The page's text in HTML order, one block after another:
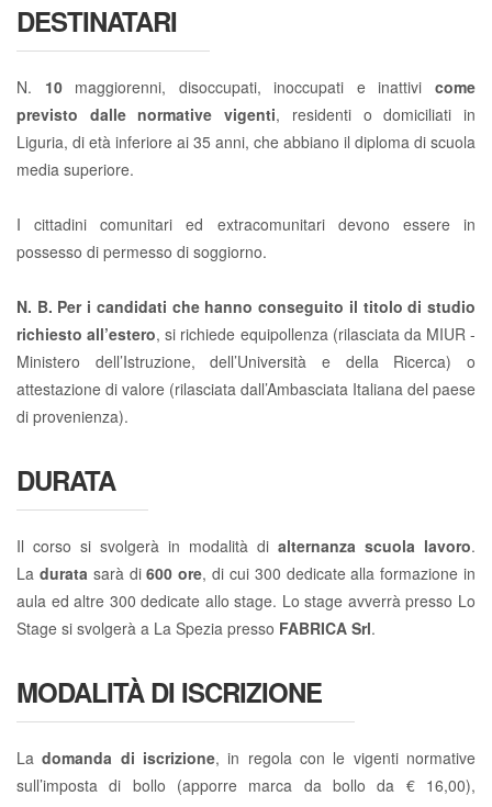
DESTINATARI
N. 10maggiorenni, disoccupati, inoccupati e inattivicome
previsto dalle normative vigenti, residenti o domiciliati in
Liguria, di età inferiore ai 35 anni, che abbiano il diploma di scuola
media superiore.
I cittadini comunitari ed extracomunitari devono essere in
possesso di permesso di soggiorno.
N. B. Per i candidati che hanno conseguito il titolo di studio
richiesto all’estero, si richiede equipollenza (rilasciata da MIUR -
Ministero dell’Istruzione, dell’Università e della Ricerca) o
attestazione di valore (rilasciata dall’Ambasciata Italiana del paese
di provenienza).
DURATA
Il corso si svolgerà in modalità di alternanza scuola lavoro.
La durata sarà di600 ore, di cui 300 dedicate alla formazione in
aula ed altre 300 dedicate allo stage. Lo stage avverrà presso Lo
Stage si svolgerà a La Spezia presso FABRICA Srl.
MODALITÀ DI ISCRIZIONE
Ladomanda di iscrizione, in regola con le vigenti normative
sull’imposta di bollo (apporre marca da bollo da € 16,00),